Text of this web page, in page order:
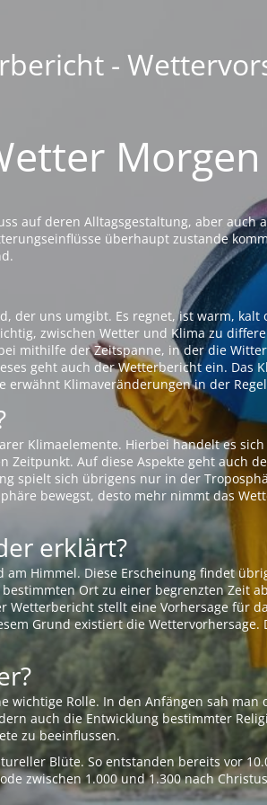
-
Morgen
auf deren Alltagsgestaltung, aber auch
überhaupt zustande
der uns umgibt. Es regnet, ist warm, kalt
zwischen Wetter und Klima zu
mithilfe der Zeitspanne, in der die
geht auch der Wetterbericht ein. Das
erwähnt Klimaveränderungen in der
Klimaelemente. Hierbei handelt es
Zeitpunkt. Auf diese Aspekte geht auch
spielt sich übrigens nur in der
bewegst, desto mehr nimmt das
erklärt?
Himmel. Diese Erscheinung findet
Ort zu einer begrenzten Zeit
Wetterbericht stellt eine Vorhersage für
Grund existiert die
Rolle. In den Anfängen sah man
auch die Entwicklung bestimmter
zu beeinflussen.
Blüte. So entstanden bereits vor
zwischen 1.000 und 1.300 nach